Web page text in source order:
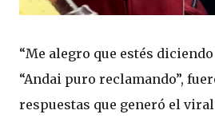
“Me alegro que estés
“Andai puro reclamando”,
respuestas que generó el